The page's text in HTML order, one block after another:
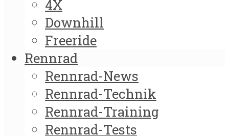
4X
Downhill
Freeride
Rennrad
Rennrad-News
Rennrad-Technik
Rennrad-Training
Rennrad-Tests